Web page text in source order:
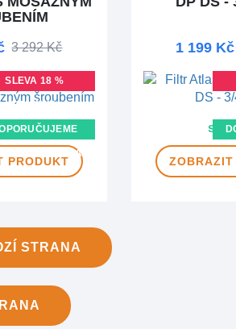
3 292 Kč
SLEVA 18 %
NOVINKA
ZDARMA
PRODUKT
1 199 Kč
ZOBRAZIT
STRANA